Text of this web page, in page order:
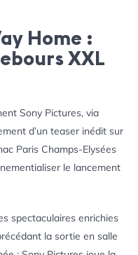
Home :
XXL
Sony Pictures, via
d’un teaser inédit sur
Paris Champs-Elysées
le lancement
spectaculaires enrichies
la sortie en salle